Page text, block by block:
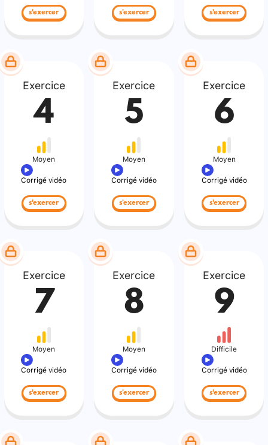
s'exercer s'exercer s'exercer
Exercice
4
Moyen
Corrigé vidéo
s'exercer
Exercice
5
Moyen
Corrigé vidéo
s'exercer
Exercice
6
Moyen
Corrigé vidéo
s'exercer
Exercice
7
Moyen
Corrigé vidéo
s'exercer
Exercice
8
Moyen
Corrigé vidéo
s'exercer
Exercice
9
Difficile
Corrigé vidéo
s'exercer